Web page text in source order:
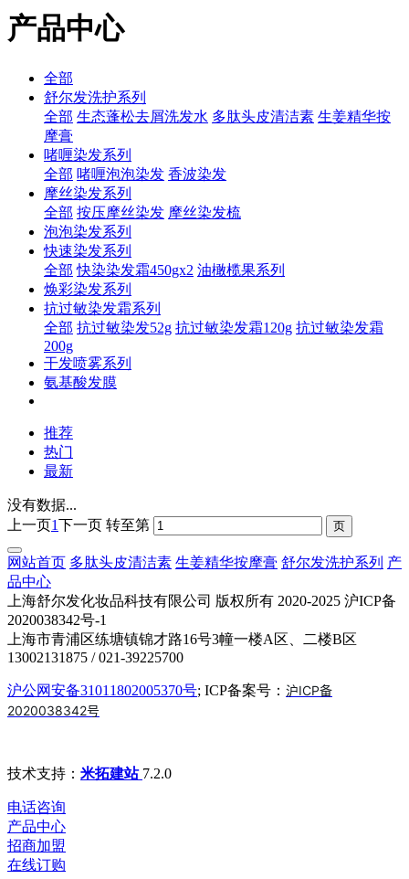
产品中心
全部
舒尔发洗护系列
全部 生态蓬松去屑洗发水 多肽头皮清洁素 生姜精华按
摩膏
啫喱染发系列
全部 啫喱泡泡染发 香波染发
摩丝染发系列
全部 按压摩丝染发 摩丝染发梳
泡泡染发系列
快速染发系列
全部 快染染发霜450gx2 油橄榄果系列
焕彩染发系列
抗过敏染发霜系列
全部 抗过敏染发52g 抗过敏染发霜120g 抗过敏染发霜
200g
干发喷雾系列
氨基酸发膜
推荐
热门
最新
没有数据...
上一页1下一页 转至第
网站首页 多肽头皮清洁素 生姜精华按摩膏 舒尔发洗护系列 产
品中心
上海舒尔发化妆品科技有限公司 版权所有 2020-2025 沪ICP备
2020038342号-1
上海市青浦区练塘镇锦才路16号3幢一楼A区、二楼B区
13002131875 / 021-39225700
沪公网安备31011802005370号; ICP备案号： 沪ICP备
2020038342号
技术支持： 米拓建站 7.2.0
电话咨询
产品中心
招商加盟
在线订购